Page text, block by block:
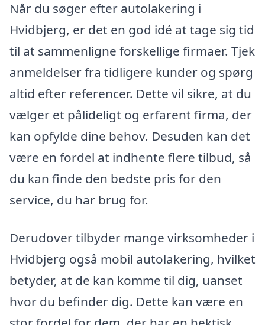
Når du søger efter autolakering i
Hvidbjerg, er det en god idé at tage sig tid
til at sammenligne forskellige firmaer. Tjek
anmeldelser fra tidligere kunder og spørg
altid efter referencer. Dette vil sikre, at du
vælger et pålideligt og erfarent firma, der
kan opfylde dine behov. Desuden kan det
være en fordel at indhente flere tilbud, så
du kan finde den bedste pris for den
service, du har brug for.
Derudover tilbyder mange virksomheder i
Hvidbjerg også mobil autolakering, hvilket
betyder, at de kan komme til dig, uanset
hvor du befinder dig. Dette kan være en